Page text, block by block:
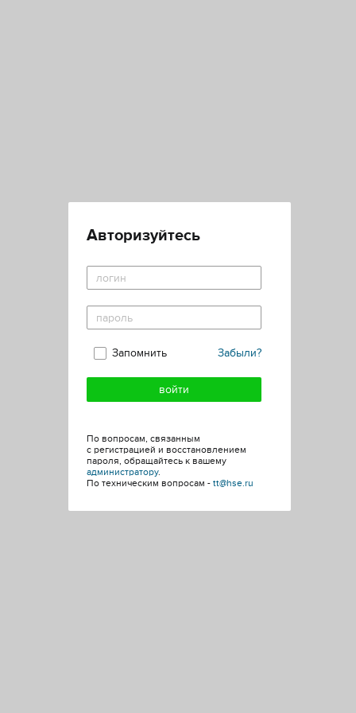
Авторизуйтесь
Забыли?
Запомнить
По вопросам, связанным
с регистрацией и восстановлением
пароля, обращайтесь к вашему
администратору.
По техническим вопросам - tt@hse.ru